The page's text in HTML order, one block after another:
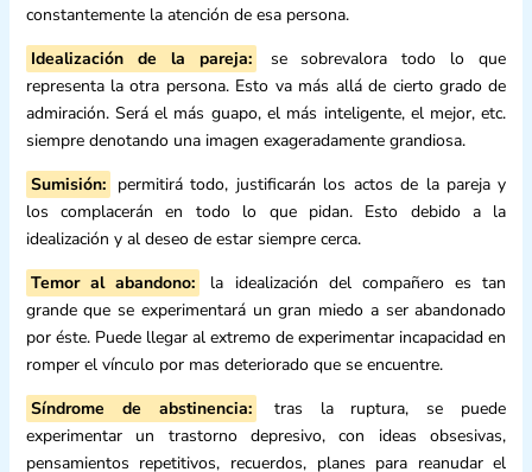
constantemente la atención de esa persona.
Idealización de la pareja:
se sobrevalora todo lo que
representa la otra persona. Esto va más allá de cierto grado de
admiración. Será el más guapo, el más inteligente, el mejor, etc.
siempre denotando una imagen exageradamente grandiosa.
Sumisión:
permitirá todo, justificarán los actos de la pareja y
los complacerán en todo lo que pidan. Esto debido a la
idealización y al deseo de estar siempre cerca.
Temor al abandono:
la idealización del compañero es tan
grande que se experimentará un gran miedo a ser abandonado
por éste. Puede llegar al extremo de experimentar incapacidad en
romper el vínculo por mas deteriorado que se encuentre.
Síndrome de abstinencia:
tras la ruptura, se puede
experimentar un trastorno depresivo, con ideas obsesivas,
pensamientos repetitivos, recuerdos, planes para reanudar el